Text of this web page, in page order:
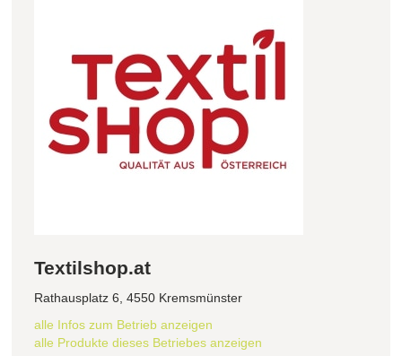
Textilshop.at
Rathausplatz 6, 4550 Kremsmünster
alle Infos zum Betrieb anzeigen
alle Produkte dieses Betriebes anzeigen